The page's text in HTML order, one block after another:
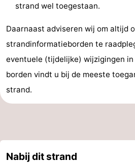
Speeltuinen
Binnenspeeltuinen
-
centra
Dorpen
Sporten
strand wel toegestaan.
Daarnaast adviseren wij om altijd
strandinformatieborden te
eventuele (tijdelijke) wijzigingen in
borden vindt u bij de meeste
strand.
Nabij dit strand